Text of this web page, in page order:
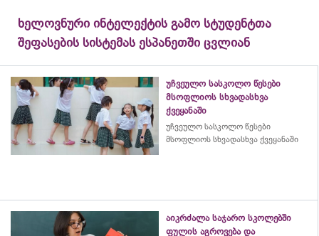
ხელოვნური ინტელექტის გამო სტუდენტთა
შეფასების სისტემას ესპანეთში ცვლიან
უჩვეულო სასკოლო წესები
მსოფლიოს სხვადასხვა
ქვეყანაში
უჩვეულო სასკოლო წესები
მსოფლიოს სხვადასხვა ქვეყანაში
აიკრძალა საჯარო სკოლებში
ფულის აგროვება და